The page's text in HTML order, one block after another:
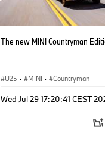
The new MINI Countryman
U25 · MINI · Countryman
Wed Jul 29 17:20:41 CEST